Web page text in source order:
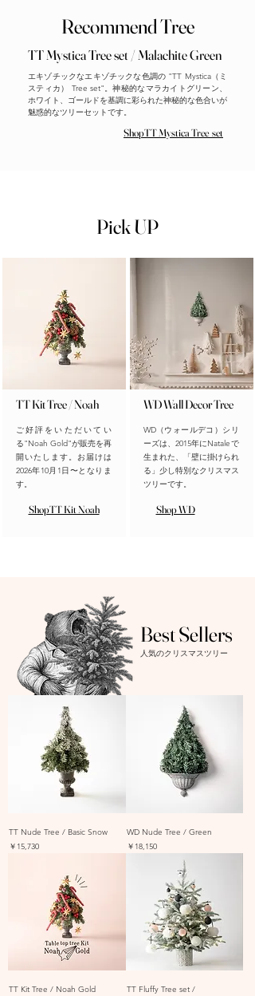
Recommend Tree
TT Mystica Tree set / Malachite Green
エキゾチックなエキゾチックな色調の "TT Mystica（ミ
スティカ） Tree set"。神秘的なマラカイトグリーン、
ホワイト、ゴールドを基調に彩られた神秘的な色合いが
魅惑的なツリーセットです。
ShopTT Mystica Tree set
Pick UP
TT Kit Tree / Noah
ご好評をいただいてい
る"Noah Gold"が販売を再
開いたします。お届けは
2026年10月1日〜となりま
す。
ShopTT Kit Noah
WD Wall Decor Tree
WD（ウォールデコ）シリ
ーズは、2015年にNataleで
生まれた、「壁に掛けられ
る」 少し特別なクリスマス
ツリーです。
Shop WD
Best Sellers
人気のクリスマスツリー
TT Nude Tree / Basic Snow
価格
￥15,730
WD Nude Tree / Green
価格
￥18,150
TT Kit Tree / Noah Gold TT Fluffy Tree set /